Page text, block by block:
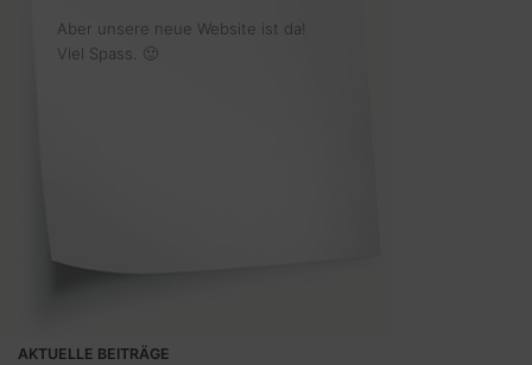
Aber unsere neue Website ist da!
Viel Spass. 🙂
AKTUELLE BEITRÄGE